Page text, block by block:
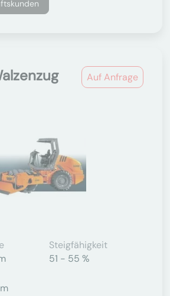
Auf Anfrage
Steigfähigkeit
51 - 55 %